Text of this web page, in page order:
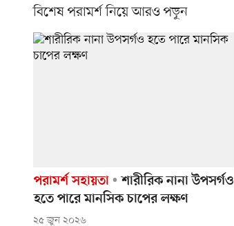
বিশেষ পরামর্শ নিয়ে আরও পড়ুন
পরামর্শ সহায়তা
শারীরিক নানা উপসর্গও
হতে পারে মানসিক চাপের লক্ষণ
২৫ জুন ২০২৬